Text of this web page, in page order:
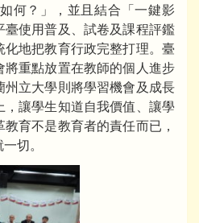
何？」，並且結合「一鍵影
使用普及、試卷及課程評鑑
地把教育行政完整打理。臺
重點放置在教師的個人進步
立大學則將學習機會及成長
讓學生知道自我價值、讓學
育不是教育者的責任而已，
切。